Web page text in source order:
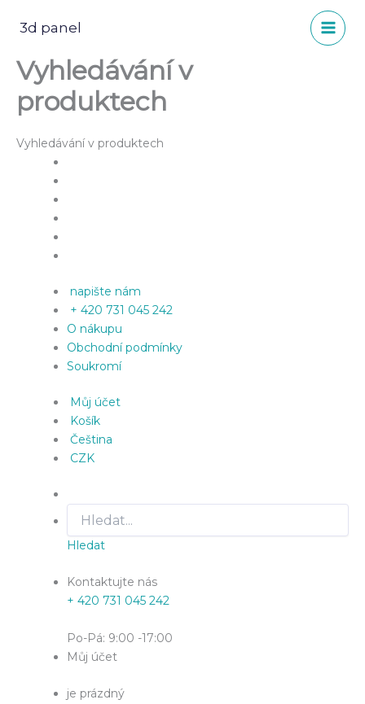
3d panel
Vyhledávání v
produktech
Vyhledávání v produktech
napište nám
+ 420 731 045 242
O nákupu
Obchodní podmínky
Soukromí
Můj účet
Košík
Čeština
CZK
Hledat
Kontaktujte nás
+ 420 731 045 242
Po-Pá: 9:00 -17:00
Můj účet
je prázdný